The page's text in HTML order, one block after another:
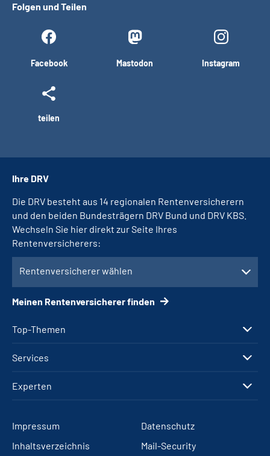
Folgen und Teilen
Facebook Mastodon Instagram
teilen
Top-Themen
Services
Experten
Ihre DRV
Die DRV besteht aus 14 regionalen Rentenversicherern
und den beiden Bundesträgern DRV Bund und DRV KBS.
Wechseln Sie hier direkt zur Seite Ihres
Rentenversicherers:
Rentenversicherer wählen
Meinen Rentenversicherer finden
Impressum
Datenschutz
Inhaltsverzeichnis
Mail-Security